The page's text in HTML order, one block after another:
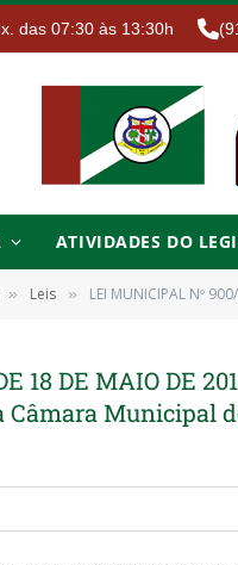
das 07:30 às 13:30h
ATIVIDADES DO
» Leis » LEI MUNICIPAL Nº 900/
18 DE MAIO DE
Municipal